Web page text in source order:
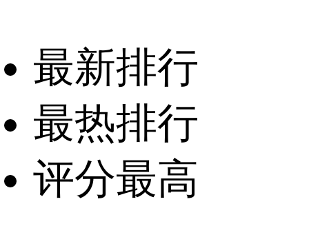
最新排行
最热排行
评分最高